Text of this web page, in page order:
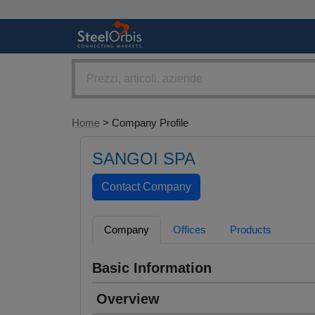
Home > Company Profile
SANGOI SPA
Company Offices Products
Basic Information
Overview